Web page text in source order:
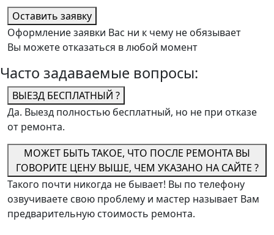
Оставить заявку
Оформление заявки Вас ни к чему не обязывает
Вы можете отказаться в любой момент
Часто задаваемые вопросы:
ВЫЕЗД БЕСПЛАТНЫЙ ?
Да. Выезд полностью бесплатный, но не при отказе
от ремонта.
МОЖЕТ БЫТЬ ТАКОЕ, ЧТО ПОСЛЕ РЕМОНТА ВЫ
ГОВОРИТЕ ЦЕНУ ВЫШЕ, ЧЕМ УКАЗАНО НА САЙТЕ ?
Такого почти никогда не бывает! Вы по телефону
озвучиваете свою проблему и мастер называет Вам
предварительную стоимость ремонта.